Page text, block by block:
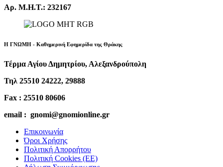
Αρ. Μ.Η.Τ.: 232167
Η ΓΝΩΜΗ - Καθημερινή Εφημερίδα της Θράκης
Τέρμα Αγίου Δημητρίου, Αλεξανδρούπολη
Τηλ 25510 24222, 29888
Fax : 25510 80606
email : gnomi@gnomionline.gr
Επικοινωνία
Όροι Χρήσης
Πολιτική Απορρήτου
Πολιτική Cookies (ΕΕ)